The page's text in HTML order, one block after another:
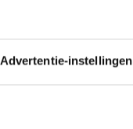
Advertentie-instellingen